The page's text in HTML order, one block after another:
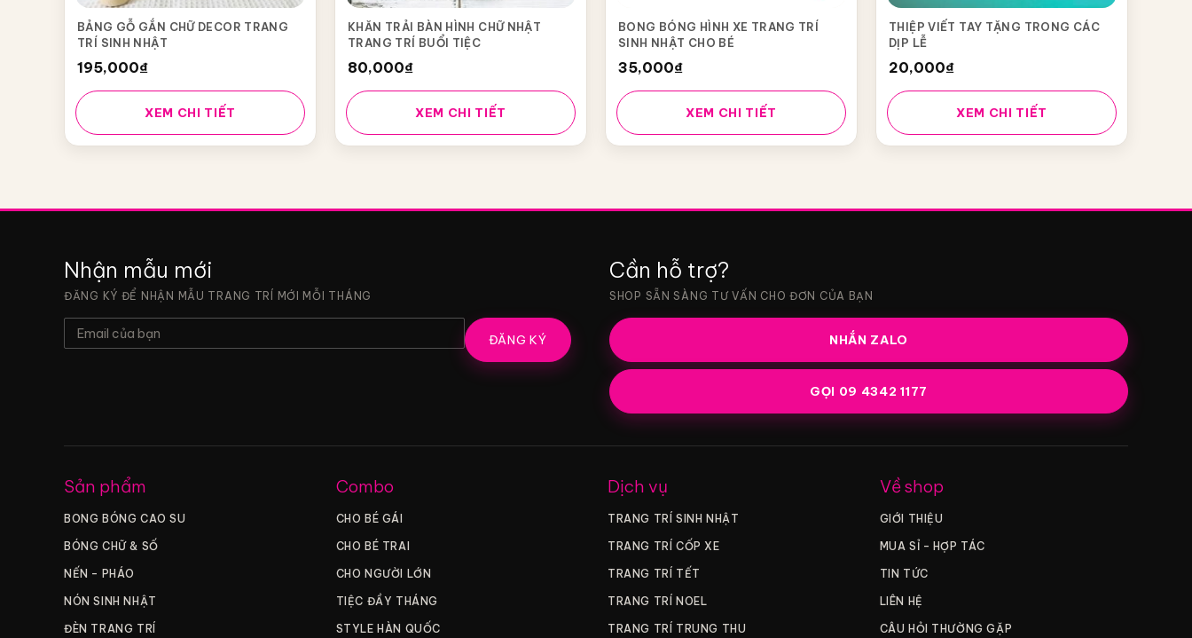
BẢNG GỖ GẮN CHỮ DECOR TRANG
TRÍ SINH NHẬT
195,000₫
XEM CHI TIẾT
KHĂN TRẢI BÀN HÌNH CHỮ NHẬT
TRANG TRÍ BUỔI TIỆC
80,000₫
XEM CHI TIẾT
BONG BÓNG HÌNH XE TRANG TRÍ
SINH NHẬT CHO BÉ
35,000₫
XEM CHI TIẾT
THIỆP VIẾT TAY TẶNG TRONG CÁC
DỊP LỄ
20,000₫
XEM CHI TIẾT
Nhận mẫu mới
ĐĂNG KÝ ĐỂ NHẬN MẪU TRANG TRÍ MỚI MỖI THÁNG
ĐĂNG KÝ
Cần hỗ trợ?
SHOP SẴN SÀNG TƯ VẤN CHO ĐƠN CỦA BẠN
NHẮN ZALO
GỌI 09 4342 1177
Sản phẩm
BONG BÓNG CAO SU
BÓNG CHỮ & SỐ
NẾN – PHÁO
NÓN SINH NHẬT
ĐÈN TRANG TRÍ
Combo
CHO BÉ GÁI
CHO BÉ TRAI
CHO NGƯỜI LỚN
TIỆC ĐẦY THÁNG
STYLE HÀN QUỐC
Dịch vụ
TRANG TRÍ SINH NHẬT
TRANG TRÍ CỐP XE
TRANG TRÍ TẾT
TRANG TRÍ NOEL
TRANG TRÍ TRUNG THU
Về shop
GIỚI THIỆU
MUA SỈ – HỢP TÁC
TIN TỨC
LIÊN HỆ
CÂU HỎI THƯỜNG GẶP